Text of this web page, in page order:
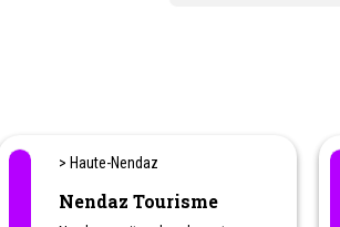
> Haute-Nendaz
Nendaz Tourisme